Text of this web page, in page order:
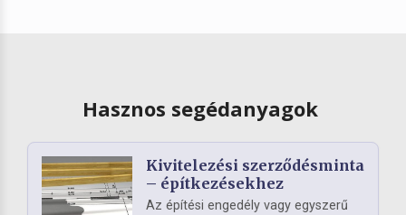
Hasznos segédanyagok
Kivitelezési szerződésminta
– építkezésekhez
Az építési engedély vagy egyszerű